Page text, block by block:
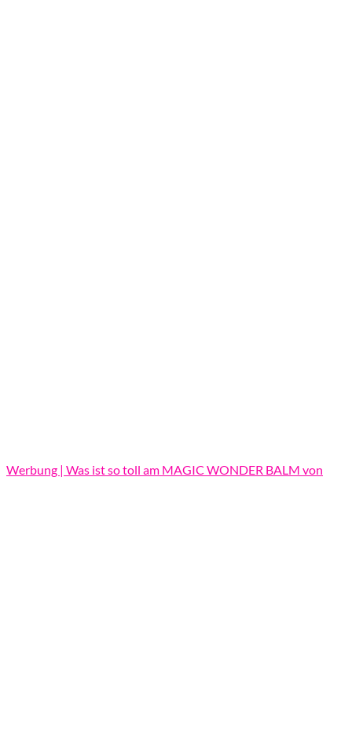
Werbung | Was ist so toll am MAGIC WONDER BALM von